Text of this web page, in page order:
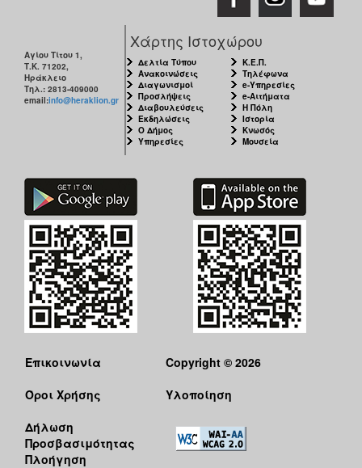
Αγίου Τίτου 1,
Τ.Κ. 71202,
Ηράκλειο
Τηλ.: 2813-409000
email:info@heraklion.gr
Χάρτης Ιστοχώρου
Δελτία Τύπου
Ανακοινώσεις
Διαγωνισμοί
Προσλήψεις
Διαβουλεύσεις
Εκδηλώσεις
Ο Δήμος
Υπηρεσίες
Κ.Ε.Π.
Τηλέφωνα
e-Υπηρεσίες
e-Αιτήματα
Η Πόλη
Ιστορία
Κνωσός
Μουσεία
Επικοινωνία
Όροι Χρήσης
Δήλωση
Προσβασιμότητας
Πλοήγηση
Copyright © 2026
Υλοποίηση